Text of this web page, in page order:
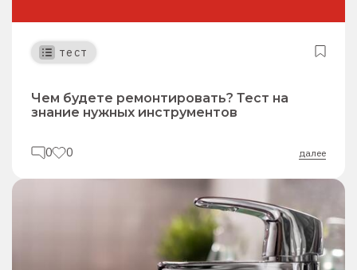
тест
Чем будете ремонтировать? Тест на
знание нужных инструментов
0 0 далее